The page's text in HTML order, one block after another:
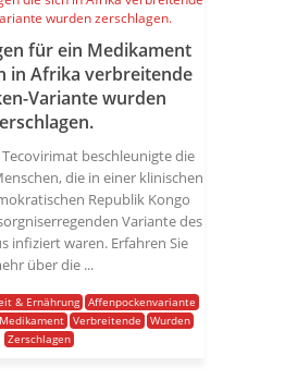
für ein Medikament
in Afrika verbreitende
Variante wurden
beschleunigte die
die in einer klinischen
Republik Kongo
Variante des
infiziert waren. Erfahren Sie
über die ...
& Ernährung Affenpockenvariante
Medikament Verbreitende
Wurden
Zerschlagen